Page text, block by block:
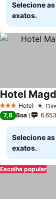
Selecione
exatos.
3 EstrelasHotel
7,8 Boa 6.653
Selecione
exatos.
Escolha popular